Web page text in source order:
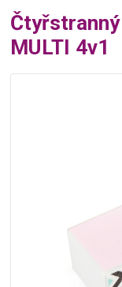
MULTI 4v1